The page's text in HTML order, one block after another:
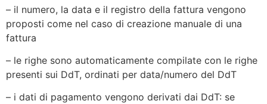
– il numero, la data e il registro della fattura vengono
proposti come nel caso di creazione manuale di una
fattura
– le righe sono automaticamente compilate con le righe
presenti sui DdT, ordinati per data/numero del DdT
– i dati di pagamento vengono derivati dai DdT: se